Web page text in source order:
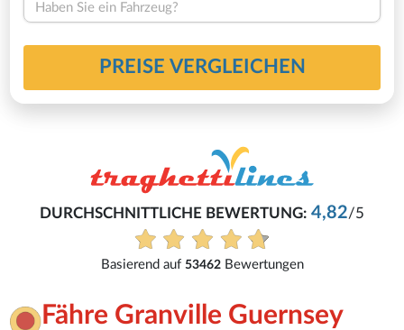
Haben Sie ein Fahrzeug?
PREISE VERGLEICHEN
4,82/5
Alles super geklappt
Alle Bewertungen
Fähre Granville Guernsey